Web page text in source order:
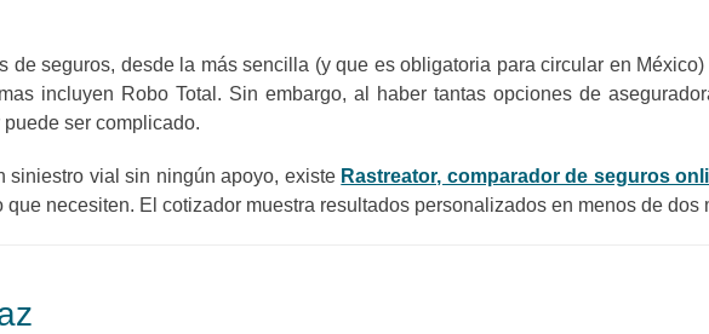
de seguros, desde la más sencilla (y que es obligatoria para circular en México)
incluyen Robo Total. Sin embargo, al haber tantas opciones de
ser complicado.
siniestro vial sin ningún apoyo, existe Rastreator, comparador de seguros
que necesiten. El cotizador muestra resultados personalizados en menos de